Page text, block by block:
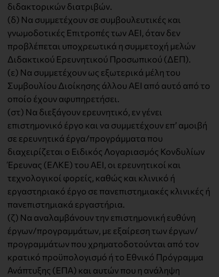
διδακτορικών διατριβών.
(δ) Να συμμετέχουν σε συμβουλευτικές και
γνωμοδοτικές Επιτροπές των ΑΕΙ, όταν δεν
προβλέπεται υποχρεωτικά η συμμετοχή μελών
Διδακτικού Ερευνητικού Προσωπικού (ΔΕΠ).
(ε) Να συμμετέχουν ως εξωτερικά μέλη του
Συμβουλίου Διοίκησης άλλου ΑΕΙ από αυτό από το
οποίο έχουν αφυπηρετήσει.
(στ) Να διεξάγουν ερευνητικό, εν γένει
επιστημονικό έργο και να συμμετέχουν επ’ αμοιβή
σε ερευνητικά έργα/προγράμματα που
διαχειρίζεται ο Ειδικός Λογαριασμός Κονδυλίων
Έρευνας (ΕΛΚΕ) του ΑΕΙ, οι ερευνητικοί και
τεχνολογικοί φορείς, καθώς και κλινικό ή
εργαστηριακό έργο σε πανεπιστημιακές κλινικές ή
πανεπιστημιακά εργαστήρια.
(ζ) Να αναλαμβάνουν την επιστημονική ευθύνη
έργων/προγραμμάτων, με εξαίρεση των έργων/
προγραμμάτων που χρηματοδοτούνται από τον
κρατικό προϋπολογισμό ή το Εθνικό Πρόγραμμα
Ανάπτυξης (ΕΠΑ) και αυτών που η ανάληψη